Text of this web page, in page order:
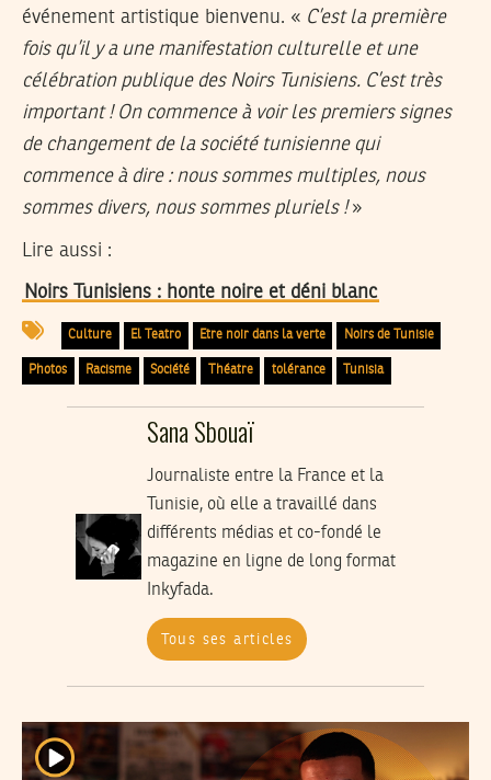
événement artistique bienvenu. « C’est la première
fois qu’il y a une manifestation culturelle et une
célébration publique des Noirs Tunisiens. C’est très
important ! On commence à voir les premiers signes
de changement de la société tunisienne qui
commence à dire : nous sommes multiples, nous
sommes divers, nous sommes pluriels !»
Lire aussi :
Noirs Tunisiens : honte noire et déni blanc
Culture El Teatro Etre noir dans la verte Noirs de Tunisie
Photos Racisme Société Théatre tolérance Tunisia
Sana Sbouaï
Journaliste entre la France et la
Tunisie, où elle a travaillé dans
différents médias et co-fondé le
magazine en ligne de long format
Inkyfada.
Tous ses articles